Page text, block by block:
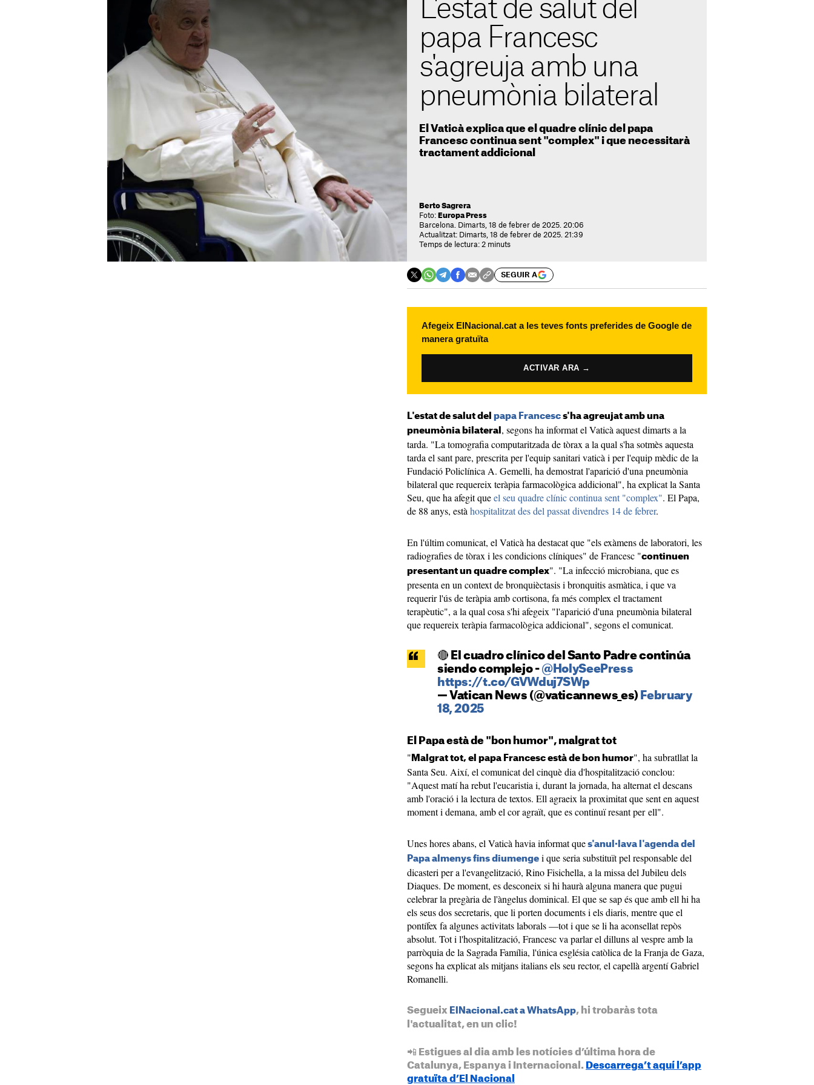
L'estat de salut del
papa Francesc
s'agreuja amb una
pneumònia bilateral
El Vaticà explica que el quadre clínic del papa
Francesc continua sent "complex" i que necessitarà
tractament addicional
Berto Sagrera
Foto: Europa Press
Barcelona. Dimarts, 18 de febrer de 2025. 20:06
Actualitzat: Dimarts, 18 de febrer de 2025. 21:39
Temps de lectura: 2 minuts
SEGUIR A
Afegeix ElNacional.cat a les teves fonts preferides de Google de
manera gratuïta
ACTIVAR ARA →
L'estat de salut del papa Francesc s'ha agreujat amb una
pneumònia bilateral , segons ha informat el Vaticà aquest dimarts a la
tarda. "La tomografia computaritzada de tòrax a la qual s'ha sotmès aquesta
tarda el sant pare, prescrita per l'equip sanitari vaticà i per l'equip mèdic de la
Fundació Policlínica A. Gemelli, ha demostrat l'aparició d'una pneumònia
bilateral que requereix teràpia farmacològica addicional", ha explicat la Santa
Seu, que ha afegit queel seu quadre clínic continua sent "complex". El Papa,
de 88 anys, està hospitalitzat des del passat divendres 14 de febrer.
En l'últim comunicat, el Vaticà ha destacat que "els exàmens de laboratori, les
radiografies de tòrax i les condicions clíniques" de Francesc "continuen
presentant un quadre complex". "La infecció microbiana, que es
presenta en un context de bronquièctasis i bronquitis asmàtica, i que va
requerir l'ús de teràpia amb cortisona, fa més complex el tractament
terapèutic", a la qual cosa s'hi afegeix "l'aparició d'una pneumònia bilateral
que requereix teràpia farmacològica addicional", segons el comunicat.
🔴 El cuadro clínico del Santo Padre continúa
siendo complejo - @HolySeePress
https://t.co/GVWduj7SWp
— Vatican News (@vaticannews_es) February
18, 2025
El Papa està de "bon humor", malgrat tot
" Malgrat tot, el papa Francesc està de bon humor", ha subratllat la
Santa Seu. Així, el comunicat del cinquè dia d'hospitalització conclou:
"Aquest matí ha rebut l'eucaristia i, durant la jornada, ha alternat el descans
amb l'oració i la lectura de textos. Ell agraeix la proximitat que sent en aquest
moment i demana, amb el cor agraït, que es continuï resant per ell".
Unes hores abans, el Vaticà havia informat que s'anul·lava l'agenda del
Papa almenys fins diumenge i que seria substituït pel responsable del
dicasteri per a l'evangelització, Rino Fisichella, a la missa del Jubileu dels
Diaques. De moment, es desconeix si hi haurà alguna manera que pugui
celebrar la pregària de l'àngelus dominical. El que se sap és que amb ell hi ha
els seus dos secretaris, que li porten documents i els diaris, mentre que el
pontífex fa algunes activitats laborals —tot i que se li ha aconsellat repòs
absolut. Tot i l'hospitalització, Francesc va parlar el dilluns al vespre amb la
parròquia de la Sagrada Família, l'única església catòlica de la Franja de Gaza,
segons ha explicat als mitjans italians els seu rector, el capellà argentí Gabriel
Romanelli.
Segueix ElNacional.cat a WhatsApp, hi trobaràs tota
l'actualitat, en un clic!
📲 Estigues al dia amb les notícies d’última hora de
Catalunya, Espanya i Internacional. Descarrega’t aquí l’app
gratuïta d’El Nacional